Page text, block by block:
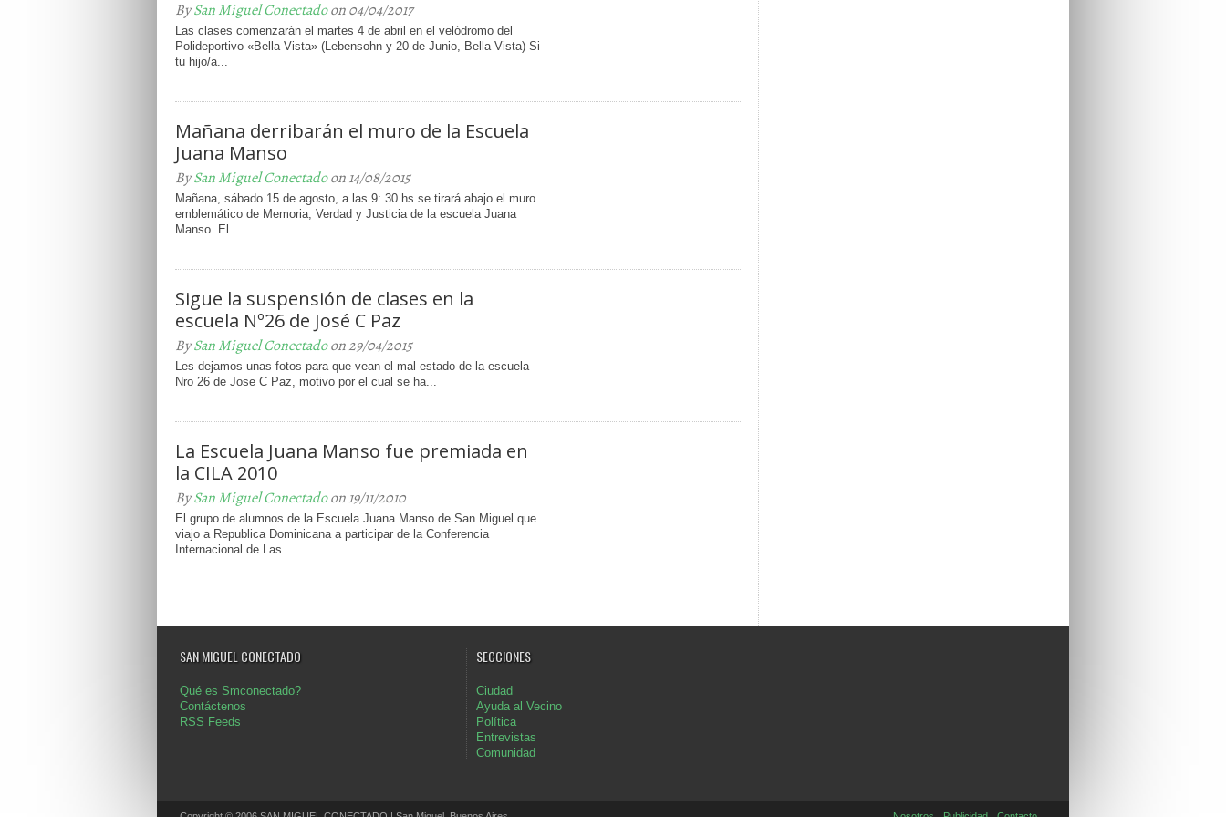
BySan Miguel Conectadoon 04/04/2017
Las clases comenzarán el martes 4 de abril en el velódromo del
Polideportivo «Bella Vista» (Lebensohn y 20 de Junio, Bella Vista) Si
tu hijo/a...
Mañana derribarán el muro de la Escuela
Juana Manso
BySan Miguel Conectadoon 14/08/2015
Mañana, sábado 15 de agosto, a las 9: 30 hs se tirará abajo el muro
emblemático de Memoria, Verdad y Justicia de la escuela Juana
Manso. El...
Sigue la suspensión de clases en la
escuela Nº26 de José C Paz
BySan Miguel Conectadoon 29/04/2015
Les dejamos unas fotos para que vean el mal estado de la escuela
Nro 26 de Jose C Paz, motivo por el cual se ha...
La Escuela Juana Manso fue premiada en
la CILA 2010
BySan Miguel Conectadoon 19/11/2010
El grupo de alumnos de la Escuela Juana Manso de San Miguel que
viajo a Republica Dominicana a participar de la Conferencia
Internacional de Las...
SAN MIGUEL CONECTADO
Qué es Smconectado?
Contáctenos
RSS Feeds
SECCIONES
Ciudad
Ayuda al Vecino
Política
Entrevistas
Comunidad